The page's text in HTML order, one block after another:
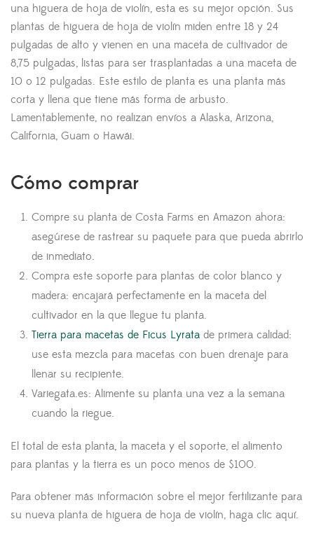
una higuera de hoja de violín, esta es su mejor opción. Sus
plantas de higuera de hoja de violín miden entre 18 y 24
pulgadas de alto y vienen en una maceta de cultivador de
8,75 pulgadas, listas para ser trasplantadas a una maceta de
10 o 12 pulgadas. Este estilo de planta es una planta más
corta y llena que tiene más forma de arbusto.
Lamentablemente, no realizan envíos a Alaska, Arizona,
California, Guam o Hawái.
Cómo comprar
Compre su planta de Costa Farms en Amazon ahora:
asegúrese de rastrear su paquete para que pueda abrirlo
de inmediato.
Compra este soporte para plantas de color blanco y
madera: encajará perfectamente en la maceta del
cultivador en la que llegue tu planta.
Tierra para macetas de Ficus Lyrata de primera calidad:
use esta mezcla para macetas con buen drenaje para
llenar su recipiente.
Variegata.es: Alimente su planta una vez a la semana
cuando la riegue.
El total de esta planta, la maceta y el soporte, el alimento
para plantas y la tierra es un poco menos de $100.
Para obtener más información sobre el mejor fertilizante para
su nueva planta de higuera de hoja de violín, haga clic aquí.